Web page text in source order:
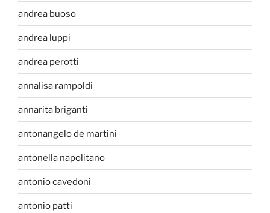
andrea buoso
andrea luppi
andrea perotti
annalisa rampoldi
annarita briganti
antonangelo de martini
antonella napolitano
antonio cavedoni
antonio patti